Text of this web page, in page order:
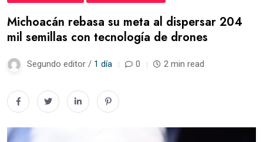
Michoacán rebasa su meta al dispersar 204
mil semillas con tecnología de drones
Segundo editor / 1 día 0 2 min read